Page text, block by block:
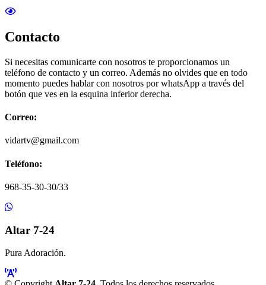
Contacto
Si necesitas comunicarte con nosotros te proporcionamos un
teléfono de contacto y un correo. Además no olvides que en todo
momento puedes hablar con nosotros por whatsApp a través del
botón que ves en la esquina inferior derecha.
Correo:
vidartv@gmail.com
Teléfono:
968-35-30-30/33
Altar 7-24
Pura Adoración.